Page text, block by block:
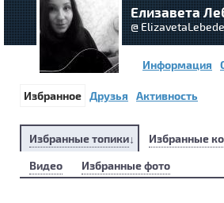
Елизавета
@
Информация
Избранное Друзья Активность
Избранные топики
Избранные
Видео
Избранные фото